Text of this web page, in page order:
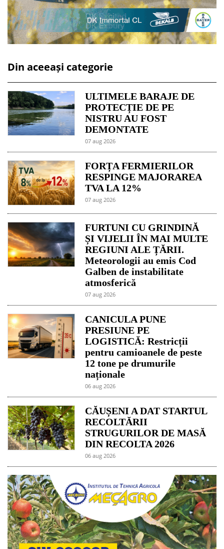
Din aceeași categorie
ULTIMELE BARAJE DE
PROTECȚIE DE PE
NISTRU AU FOST
DEMONTATE
07 aug 2026
FORȚA FERMIERILOR
RESPINGE MAJORAREA
TVA LA 12%
07 aug 2026
FURTUNI CU GRINDINĂ
ȘI VIJELII ÎN MAI MULTE
REGIUNI ALE ȚĂRII.
Meteorologii au emis Cod
Galben de instabilitate
atmosferică
07 aug 2026
CANICULA PUNE
PRESIUNE PE
LOGISTICĂ: Restricții
pentru camioanele de peste
12 tone pe drumurile
naționale
06 aug 2026
CĂUȘENI A DAT STARTUL
RECOLTĂRII
STRUGURILOR DE MASĂ
DIN RECOLTA 2026
06 aug 2026